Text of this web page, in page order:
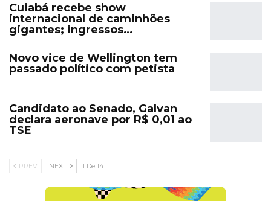
Cuiabá recebe show
internacional de caminhões
gigantes; ingressos…
Novo vice de Wellington tem
passado político com petista
Candidato ao Senado, Galvan
declara aeronave por R$ 0,01 ao
TSE
PREV NEXT 1 De 14